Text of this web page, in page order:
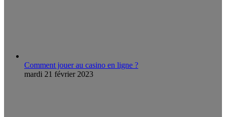
Comment jouer au casino en ligne ?
mardi 21 février 2023